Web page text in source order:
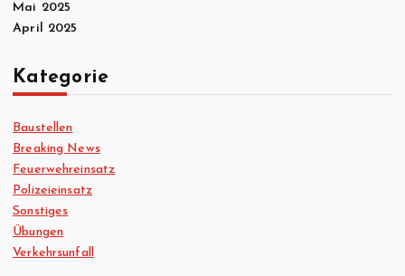
Mai 2025
April 2025
Kategorie
Baustellen
Breaking News
Feuerwehreinsatz
Polizeieinsatz
Sonstiges
Übungen
Verkehrsunfall